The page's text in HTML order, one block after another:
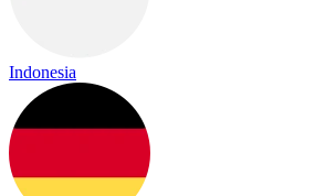
Indonesia